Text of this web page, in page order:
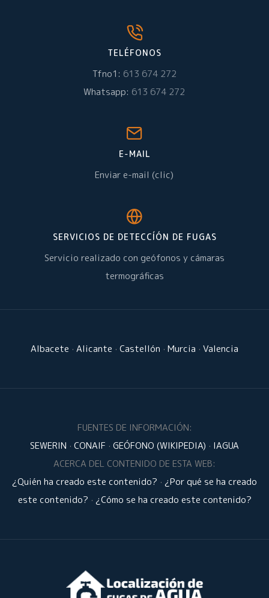
TELÉFONOS
Tfno1: 613 674 272
Whatsapp: 613 674 272
E-MAIL
Enviar e-mail (clic)
SERVICIOS DE DETECCÍÓN DE FUGAS
Servicio realizado con geófonos y cámaras
termográficas
Albacete · Alicante · Castellón · Murcia · Valencia
FUENTES DE INFORMACIÓN:
SEWERIN · CONAIF · GEÓFONO (WIKIPEDIA) · IAGUA
ACERCA DEL CONTENIDO DE ESTA WEB:
¿Quién ha creado este contenido? · ¿Por qué se ha creado
este contenido? · ¿Cómo se ha creado este contenido?